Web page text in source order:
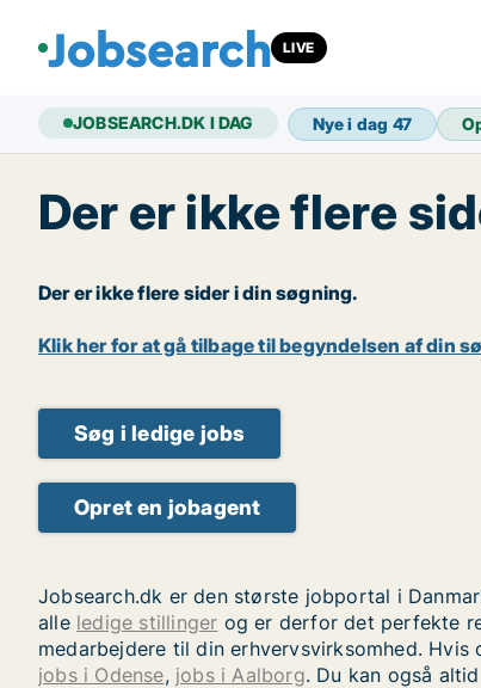
LIVE
JOBSEARCH.DK I DAG Nye i dag 47
Der er ikke flere
Der er ikke flere sider i din søgning.
Klik her for at gå tilbage til begyndelsen af din
Søg i ledige jobs
Opret en jobagent
Jobsearch.dk er den største jobportal i
alle ledige stillinger og er derfor det perfekte
medarbejdere til din erhvervsvirksomhed.
jobs i Odense, jobs i Aalborg. Du kan også